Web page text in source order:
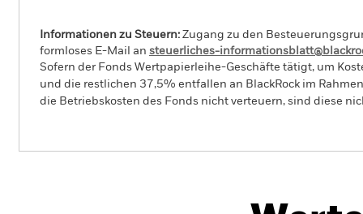
Informationen zu Steuern: Zugang zu den
formloses E-Mail an steuerliches-
Sofern der Fonds Wertpapierleihe-Geschäfte tätigt, um
und die restlichen 37,5% entfallen an BlackRock im
die Betriebskosten des Fonds nicht verteuern, sind diese